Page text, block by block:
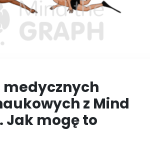
medycznych
z Mind
Jak mogę to